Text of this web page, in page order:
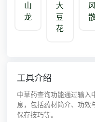
山
龙
大
豆
花
工具介绍
中草药查询功能通过输入
息，包括药材简介、功效
保存技巧等。